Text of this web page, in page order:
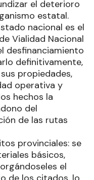
el deterioro
estatal.
nacional es el
Vialidad Nacional
desfinanciamiento
definitivamente,
propiedades,
operativa y
hechos la
del
de las rutas
provinciales: se
básicos,
el